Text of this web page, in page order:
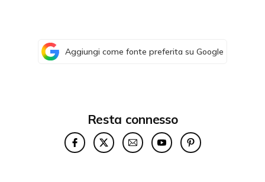
Aggiungi come fonte preferita su Google
Resta connesso